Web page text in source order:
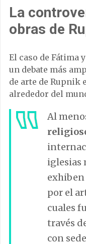
La
obras de
El caso de Fátima
un debate más
de arte de Rupnik
alrededor del
Al
iglesias
exhiben
por el
cuales
través
con